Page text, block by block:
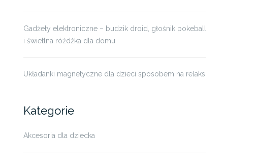
Gadżety elektroniczne – budzik droid, głośnik pokeball
i świetlna różdżka dla domu
Układanki magnetyczne dla dzieci sposobem na relaks
Kategorie
Akcesoria dla dziecka